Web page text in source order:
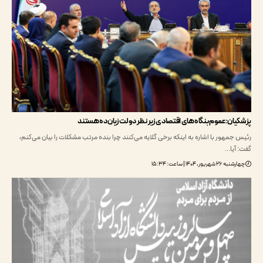
عموم بنگاه‌های اقتصادی زیر نظر دولت زیان‌ده هستند
با اشاره به اینکه برخی گلایه می‌کنند چرا بنده مرتب مشکلات را بیان می‌کنم،
۱۴۰۴ | ساعت: ۱۵:۳۴